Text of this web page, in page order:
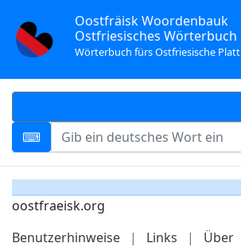
Oostfräisk Woordenbauk
Ostfriesisches Wörterbuch
Wörterbuch fürs Ostfriesische Platt
oostfraeisk.org
Benutzerhinweise
| Links | Über